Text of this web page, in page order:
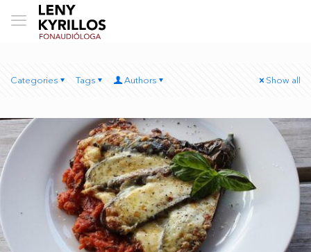
Categories Tags Authors Show all